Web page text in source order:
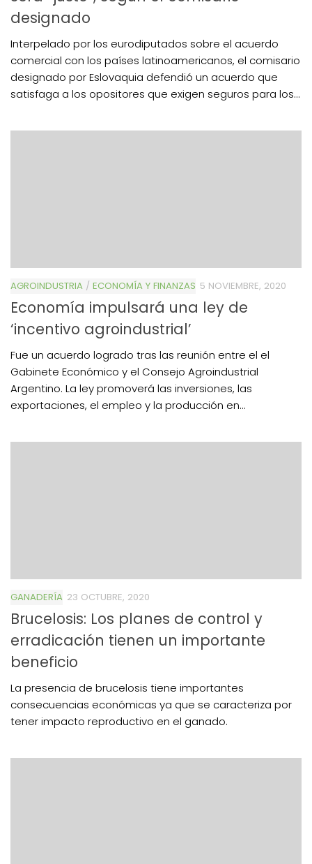
designado
Interpelado por los eurodiputados sobre el acuerdo
comercial con los países latinoamericanos, el comisario
designado por Eslovaquia defendió un acuerdo que
satisfaga a los opositores que exigen seguros para los...
AGROINDUSTRIA / ECONOMÍA Y FINANZAS 5 NOVIEMBRE, 2020
Economía impulsará una ley de
‘incentivo agroindustrial’
Fue un acuerdo logrado tras las reunión entre el el
Gabinete Económico y el Consejo Agroindustrial
Argentino. La ley promoverá las inversiones, las
exportaciones, el empleo y la producción en...
GANADERÍA 23 OCTUBRE, 2020
Brucelosis: Los planes de control y
erradicación tienen un importante
beneficio
La presencia de brucelosis tiene importantes
consecuencias económicas ya que se caracteriza por
tener impacto reproductivo en el ganado.